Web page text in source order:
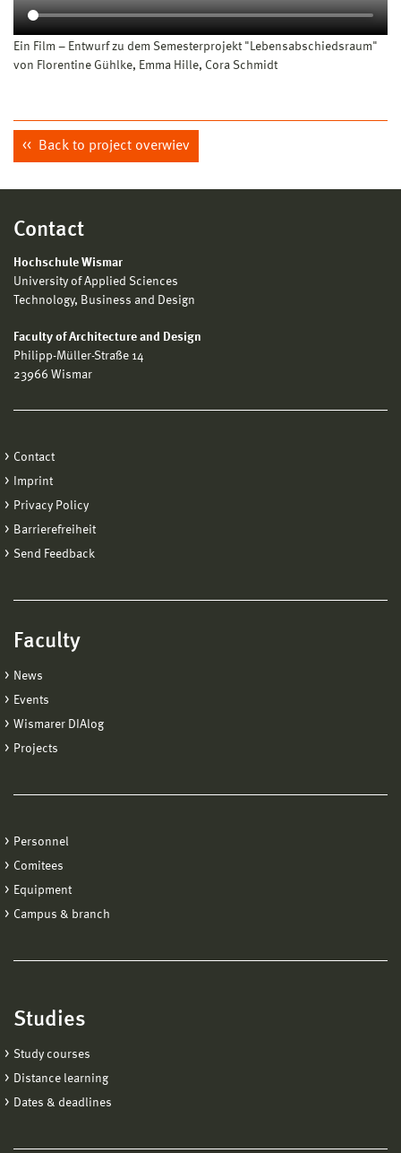
Ein Film – Entwurf zu dem Semesterprojekt "Lebensabschiedsraum"
von Florentine Gühlke, Emma Hille, Cora Schmidt
Back to project overwiev
Contact
Hochschule Wismar
University of Applied Sciences
Technology, Business and Design
Faculty of Architecture and Design
Philipp-Müller-Straße 14
23966 Wismar
Contact
Imprint
Privacy Policy
Barrierefreiheit
Send Feedback
Faculty
News
Events
Wismarer DIAlog
Projects
Personnel
Comitees
Equipment
Campus & branch
Studies
Study courses
Distance learning
Dates & deadlines